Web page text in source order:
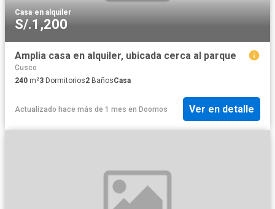
Casa·en alquiler
S/.1,200
Amplia casa en alquiler, ubicada cerca al parque
Cusco
240 m²3 Dormitorios2 BañosCasa
Actualizado hace más de 1 mes en Doomos Ver en detalle